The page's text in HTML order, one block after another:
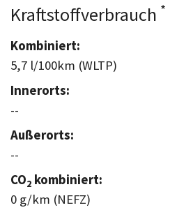
Kraftstoffverbrauch *
Kombiniert:
5,7 l/100km (WLTP)
Innerorts:
--
Außerorts:
--
CO2 kombiniert:
0 g/km (NEFZ)